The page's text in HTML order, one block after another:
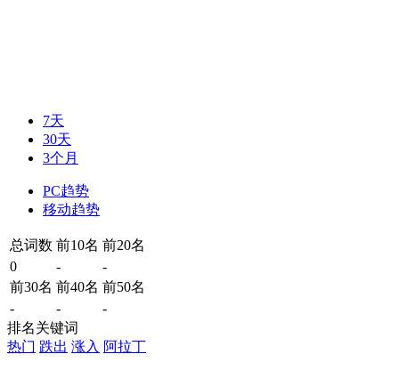
7天
30天
3个月
PC趋势
移动趋势
总词数 前10名 前20名
0
-
-
前30名 前40名 前50名
-
-
-
排名关键词
热门 跌出 涨入 阿拉丁